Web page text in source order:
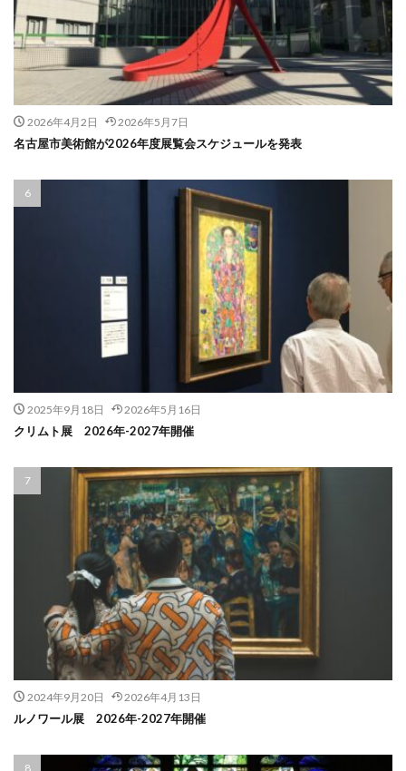
2026年4月2日 2026年5月7日
名古屋市美術館が2026年度展覧会スケジュールを発表
2025年9月18日 2026年5月16日
クリムト展 2026年-2027年開催
2024年9月20日 2026年4月13日
ルノワール展 2026年-2027年開催